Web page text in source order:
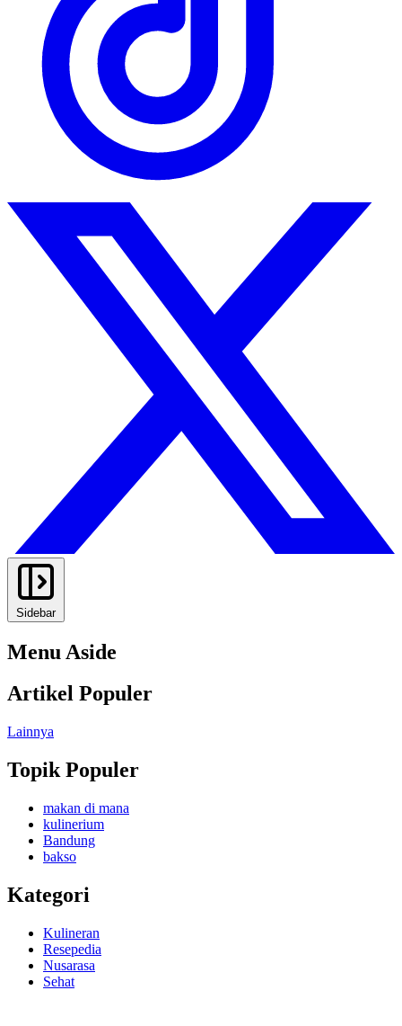
Sidebar
Menu Aside
Artikel Populer
Lainnya
Topik Populer
makan di mana
kulinerium
Bandung
bakso
Kategori
Kulineran
Resepedia
Nusarasa
Sehat